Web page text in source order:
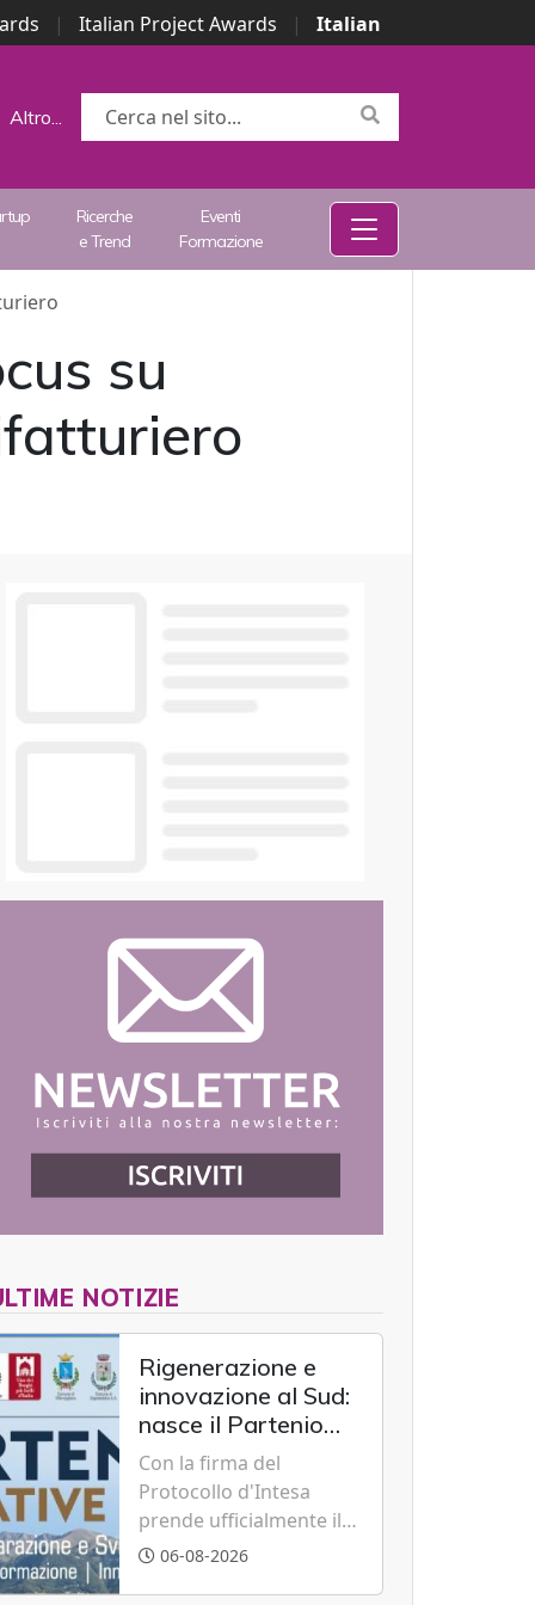
| Italian Project Awards |
Italian
Altro...
Ricerche
e Trend
Eventi
Formazione
su
NOTIZIE
Rigenerazione e
innovazione al Sud:
nasce il Partenio
Creative Hub per il
rilancio del
territorio
Con la firma del
Protocollo d'Intesa
prende ufficialmente il
via il recupero dell'ex
06-08-2026